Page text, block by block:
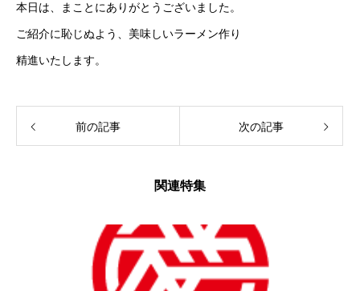
本日は、まことにありがとうございました。
ご紹介に恥じぬよう、美味しいラーメン作り
精進いたします。
前の記事 次の記事
関連特集